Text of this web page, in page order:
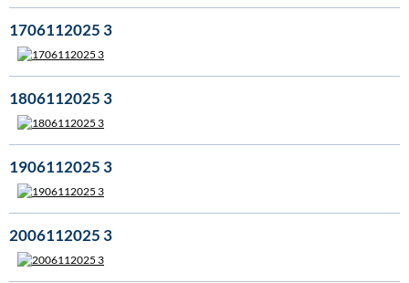
1706112025 3
1806112025 3
1906112025 3
2006112025 3